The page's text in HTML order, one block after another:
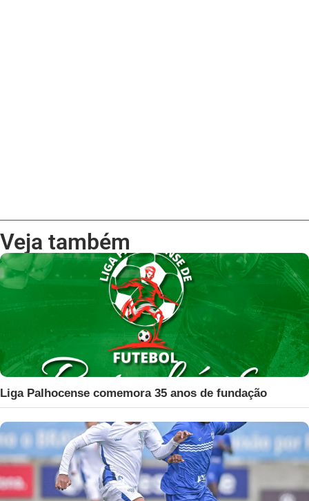
Veja também
Liga Palhocense comemora 35 anos de fundação